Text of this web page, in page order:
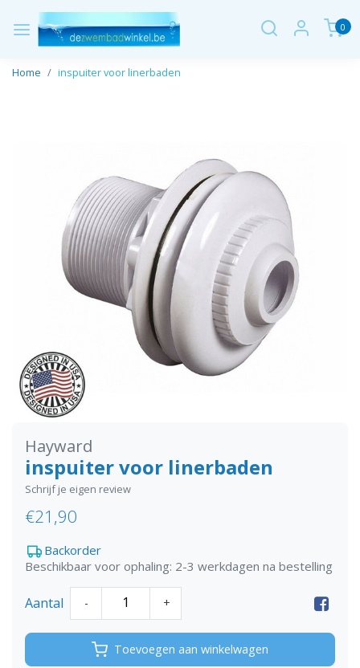
0
Home inspuiter voor linerbaden
Hayward
inspuiter voor linerbaden
Schrijf je eigen review
€21,90
Backorder
Beschikbaar voor ophaling: 2-3 werkdagen na bestelling
Aantal - +
Toevoegen aan winkelwagen